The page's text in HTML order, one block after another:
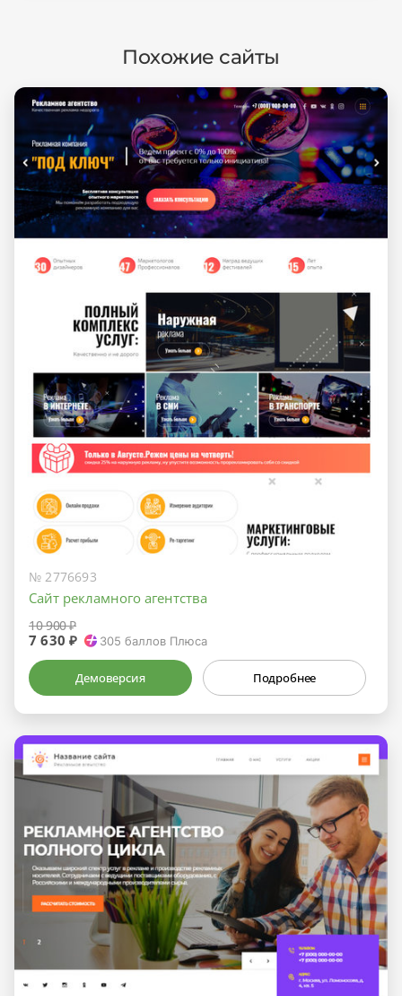
Похожие сайты
№ 2776693
Сайт рекламного агентства
10 900 ₽
7 630 ₽ 305 баллов Плюса
Демоверсия Подробнее